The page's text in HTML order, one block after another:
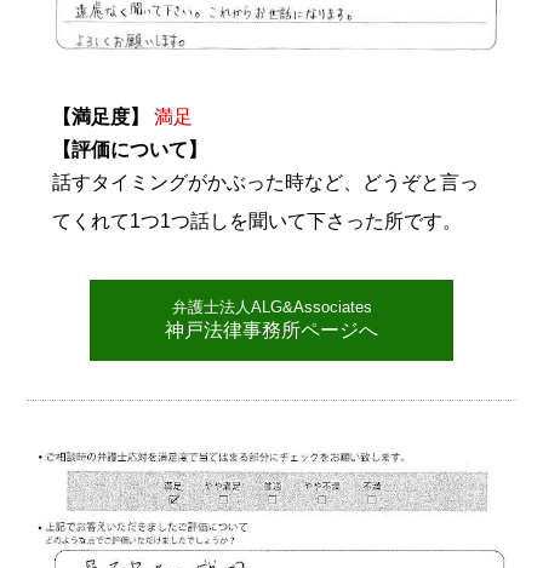
【満足度】
満足
【評価について】
話すタイミングがかぶった時など、どうぞと言っ
てくれて1つ1つ話しを聞いて下さった所です。
弁護士法人ALG&Associates
神戸法律事務所ページへ